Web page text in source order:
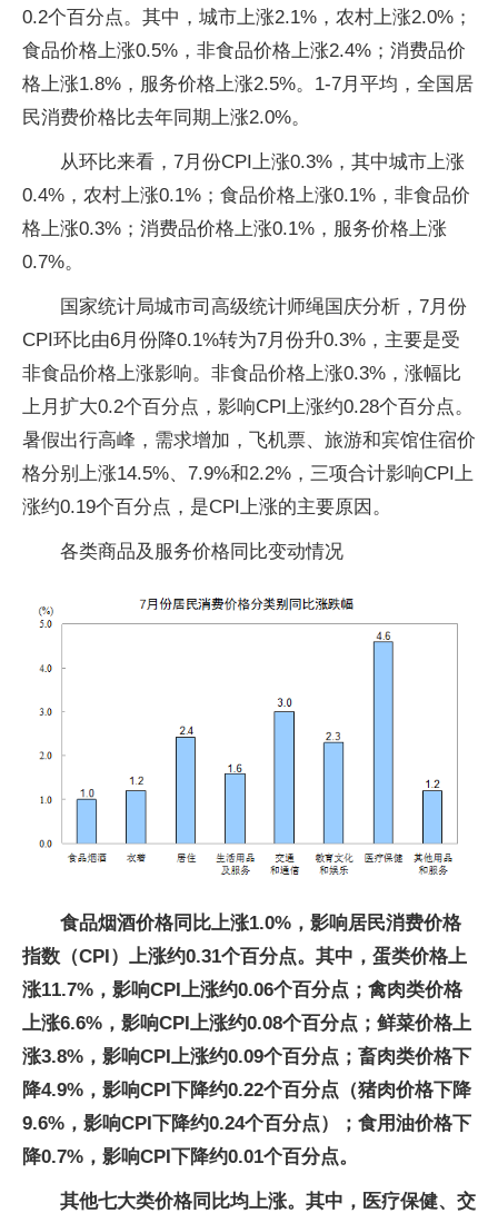
0.2个百分点。其中，城市上涨2.1%，农村上涨2.0%；
食品价格上涨0.5%，非食品价格上涨2.4%；消费品价
格上涨1.8%，服务价格上涨2.5%。1-7月平均，全国居
民消费价格比去年同期上涨2.0%。
从环比来看，7月份CPI上涨0.3%，其中城市上涨
0.4%，农村上涨0.1%；食品价格上涨0.1%，非食品价
格上涨0.3%；消费品价格上涨0.1%，服务价格上涨
0.7%。
国家统计局城市司高级统计师绳国庆分析，7月份
CPI环比由6月份降0.1%转为7月份升0.3%，主要是受
非食品价格上涨影响。非食品价格上涨0.3%，涨幅比
上月扩大0.2个百分点，影响CPI上涨约0.28个百分点。
暑假出行高峰，需求增加，飞机票、旅游和宾馆住宿价
格分别上涨14.5%、7.9%和2.2%，三项合计影响CPI上
涨约0.19个百分点，是CPI上涨的主要原因。
各类商品及服务价格同比变动情况
食品烟酒价格同比上涨1.0%，影响居民消费价格
指数（CPI）上涨约0.31个百分点。其中，蛋类价格上
涨11.7%，影响CPI上涨约0.06个百分点；禽肉类价格
上涨6.6%，影响CPI上涨约0.08个百分点；鲜菜价格上
涨3.8%，影响CPI上涨约0.09个百分点；畜肉类价格下
降4.9%，影响CPI下降约0.22个百分点（猪肉价格下降
9.6%，影响CPI下降约0.24个百分点）；食用油价格下
降0.7%，影响CPI下降约0.01个百分点。
其他七大类价格同比均上涨。其中，医疗保健、交